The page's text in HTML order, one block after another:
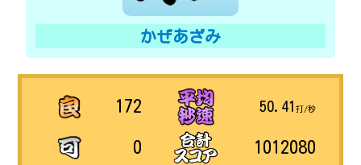
かぜあざみ
172
0
50.41打/秒
1012080